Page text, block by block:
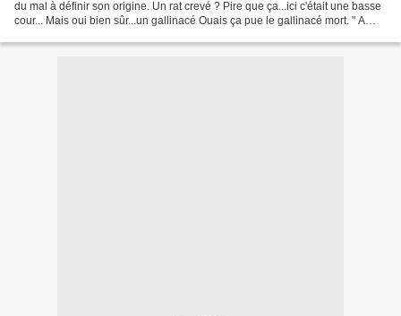
du mal à définir son origine. Un rat crevé ? Pire que ça...ici c'était une basse
cour... Mais oui bien sûr...un gallinacé Ouais ça pue le gallinacé mort. " A